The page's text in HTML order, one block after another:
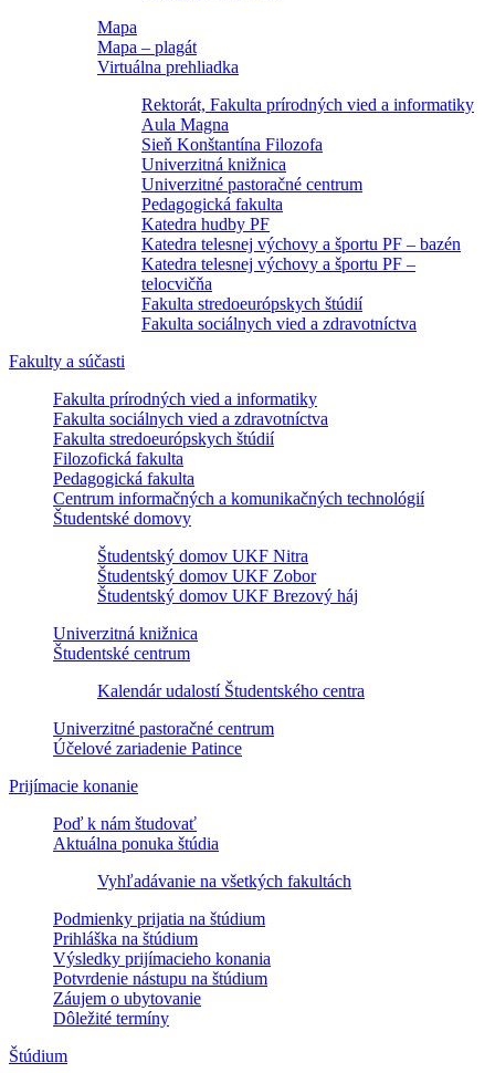
Mapa
Mapa – plagát
Virtuálna prehliadka
Rektorát, Fakulta prírodných vied a informatiky
Aula Magna
Sieň Konštantína Filozofa
Univerzitná knižnica
Univerzitné pastoračné centrum
Pedagogická fakulta
Katedra hudby PF
Katedra telesnej výchovy a športu PF – bazén
Katedra telesnej výchovy a športu PF –
telocvičňa
Fakulta stredoeurópskych štúdií
Fakulta sociálnych vied a zdravotníctva
Fakulty a súčasti
Fakulta prírodných vied a informatiky
Fakulta sociálnych vied a zdravotníctva
Fakulta stredoeurópskych štúdií
Filozofická fakulta
Pedagogická fakulta
Centrum informačných a komunikačných technológií
Študentské domovy
Študentský domov UKF Nitra
Študentský domov UKF Zobor
Študentský domov UKF Brezový háj
Univerzitná knižnica
Študentské centrum
Kalendár udalostí Študentského centra
Univerzitné pastoračné centrum
Účelové zariadenie Patince
Prijímacie konanie
Poď k nám študovať
Aktuálna ponuka štúdia
Vyhľadávanie na všetkých fakultách
Podmienky prijatia na štúdium
Prihláška na štúdium
Výsledky prijímacieho konania
Potvrdenie nástupu na štúdium
Záujem o ubytovanie
Dôležité termíny
Štúdium